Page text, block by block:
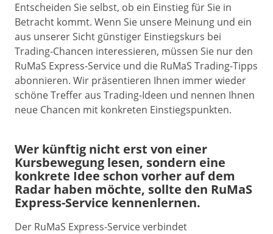
Entscheiden Sie selbst, ob ein Einstieg für Sie in
Betracht kommt. Wenn Sie unsere Meinung und ein
aus unserer Sicht günstiger Einstiegskurs bei
Trading-Chancen interessieren, müssen Sie nur den
RuMaS Express-Service und die RuMaS Trading-Tipps
abonnieren. Wir präsentieren Ihnen immer wieder
schöne Treffer aus Trading-Ideen und nennen Ihnen
neue Chancen mit konkreten Einstiegspunkten.
Wer künftig nicht erst von einer
Kursbewegung lesen, sondern eine
konkrete Idee schon vorher auf dem
Radar haben möchte, sollte den RuMaS
Express-Service kennenlernen.
Der RuMaS Express-Service verbindet